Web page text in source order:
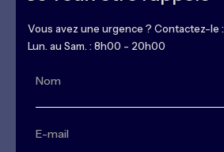
Vous avez une urgence ? Contactez-le :
Lun. au Sam. : 8h00 - 20h00